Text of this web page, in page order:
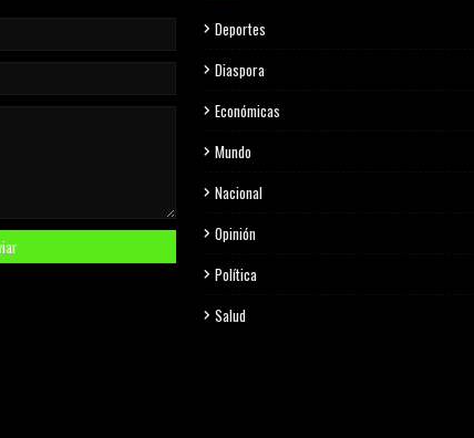
Deportes
Diaspora
Económicas
Mundo
Nacional
Opinión
Política
Salud